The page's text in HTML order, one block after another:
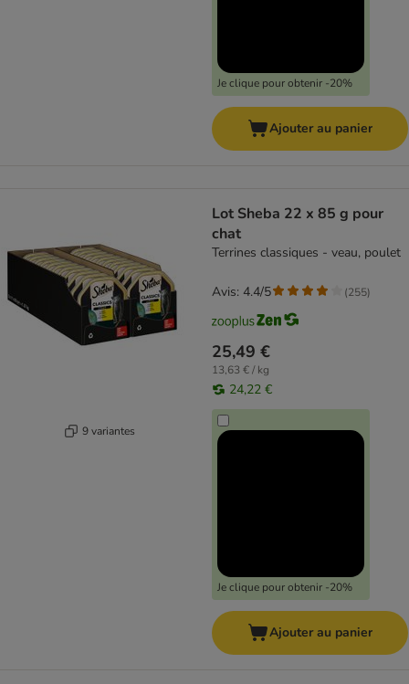
Je clique pour obtenir -20%
Ajouter au panier
9 variantes
Lot Sheba 22 x 85 g pour
chat
Terrines classiques - veau, poulet
25,49 €
13,63 € / kg
24,22 €
Je clique pour obtenir -20%
Avis: 4.4/5 (255)
Ajouter au panier